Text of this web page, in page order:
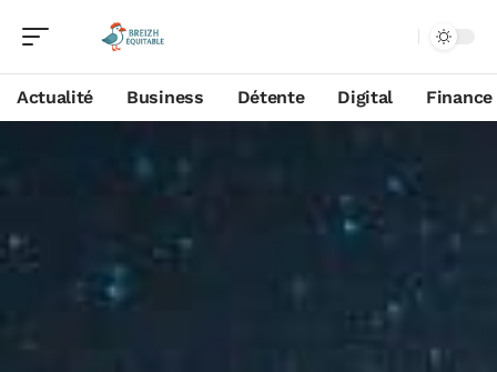
Actualité Business Détente Digital Finance